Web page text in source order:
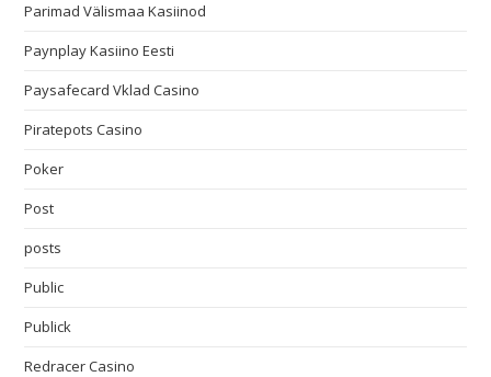
Parimad Välismaa Kasiinod
Paynplay Kasiino Eesti
Paysafecard Vklad Casino
Piratepots Casino
Poker
Post
posts
Public
Publick
Redracer Casino